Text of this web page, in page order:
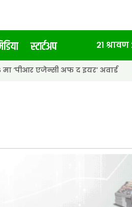
स्टार्टअप २१
अफ द इयर’ अवार्ड एसईको